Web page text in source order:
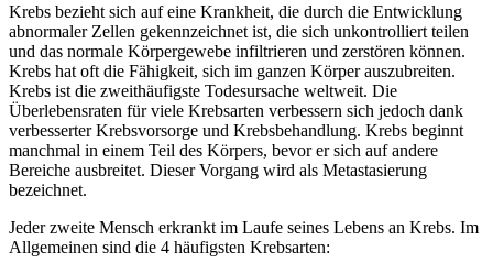
Krebs bezieht sich auf eine Krankheit, die durch die Entwicklung
abnormaler Zellen gekennzeichnet ist, die sich unkontrolliert teilen
und das normale Körpergewebe infiltrieren und zerstören können.
Krebs hat oft die Fähigkeit, sich im ganzen Körper auszubreiten.
Krebs ist die zweithäufigste Todesursache weltweit. Die
Überlebensraten für viele Krebsarten verbessern sich jedoch dank
verbesserter Krebsvorsorge und Krebsbehandlung. Krebs beginnt
manchmal in einem Teil des Körpers, bevor er sich auf andere
Bereiche ausbreitet. Dieser Vorgang wird als Metastasierung
bezeichnet.
Jeder zweite Mensch erkrankt im Laufe seines Lebens an Krebs. Im
Allgemeinen sind die 4 häufigsten Krebsarten: